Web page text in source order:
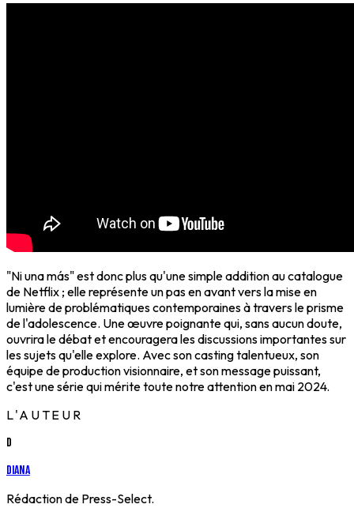
"Ni una más" est donc plus qu'une simple addition au catalogue
de Netflix ; elle représente un pas en avant vers la mise en
lumière de problématiques contemporaines à travers le prisme
de l'adolescence. Une œuvre poignante qui, sans aucun doute,
ouvrira le débat et encouragera les discussions importantes sur
les sujets qu'elle explore. Avec son casting talentueux, son
équipe de production visionnaire, et son message puissant,
c'est une série qui mérite toute notre attention en mai 2024.
L'AUTEUR
D
Diana
Rédaction de Press-Select.